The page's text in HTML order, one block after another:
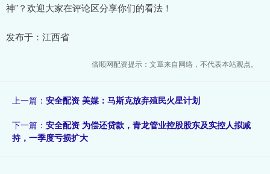
神”？欢迎大家在评论区分享你们的看法！
发布于：江西省
倍顺网配资提示：文章来自网络，不代表本站观点。
上一篇： 安全配资 美媒：马斯克放弃殖民火星计划
下一篇： 安全配资 为偿还贷款，青龙管业控股股东及实控人拟减
持，一季度亏损扩大